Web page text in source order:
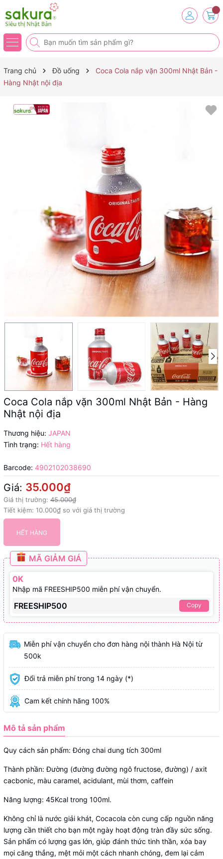
Trang chủ Đồ uống
Coca Cola nắp vặn 300ml Nhật Bản -
Hàng Nhật nội địa
Coca Cola nắp vặn 300ml Nhật Bản - Hàng
Nhật nội địa
Thương hiệu: JAPAN
Tình trạng: Hết hàng
Barcode: 4902102038690
Giá: 35.000₫
Giá thị trường: 45.000₫
Tiết kiệm: 10.000₫ so với giá thị trường
HẾT HÀNG
MÃ GIẢM GIÁ
0K
Nhập mã FREESHIP500 miễn phí vận chuyển.
FREESHIP500 Copy
Miễn phí vận chuyển cho đơn hàng nội thành Hà Nội từ
500k
Đổi trả miễn phí trong 14 ngày (*)
Cam kết chính hãng 100%
Mô tả sản phẩm
Quy cách sản phẩm: Đóng chai dung tích 300ml
Thành phần: Đường (đường đường ngô fructose, đường) / axit
cacbonic, màu caramel, acidulant, mùi thơm, caffein
Năng lượng: 45Kcal trong 100ml.
Không chỉ là nước giải khát, Cocacola còn cung cấp nguồn năng
lượng cần thiết cho bạn một ngày hoạt động tràn đầy sức sống.
Sản phẩm có lượng gas lớn, giúp đánh thức tinh thần, xóa bay
mọi căng thẳng, mệt mỏi một cách nhanh chóng, đem lại cảm